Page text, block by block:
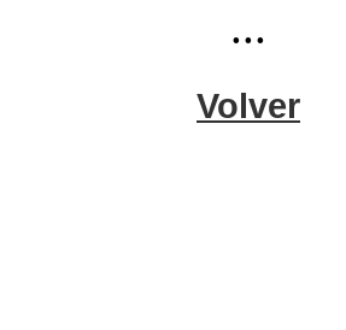
...
Volver